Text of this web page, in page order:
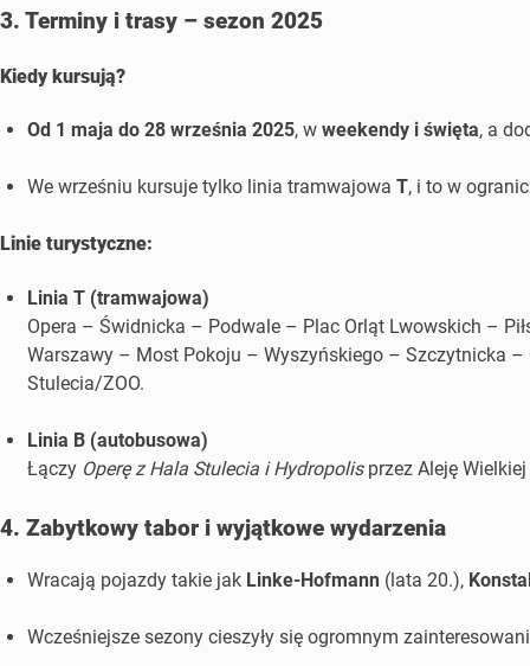
3. Terminy i trasy – sezon 2025
Kiedy kursują?
Od 1 maja do 28 września 2025, w weekendy i święta, a
We wrześniu kursuje tylko linia tramwajowa T, i to w
Linie turystyczne:
Linia T (tramwajowa)
Opera – Świdnicka – Podwale – Plac Orląt Lwowskich –
Warszawy – Most Pokoju – Wyszyńskiego – Szczytnicka
Stulecia/ZOO.
Linia B (autobusowa)
Łączy Operę z Hala Stulecia i Hydropolisprzez Aleję Wielkiej
4. Zabytkowy tabor i wyjątkowe wydarzenia
Wracają pojazdy takie jak Linke-Hofmann (lata 20.),
Wcześniejsze sezony cieszyły się ogromnym